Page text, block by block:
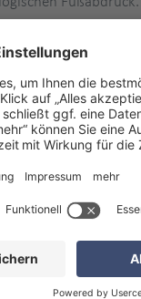
von der Lösung. Wir
Österreich nach
– und haben
die moderne